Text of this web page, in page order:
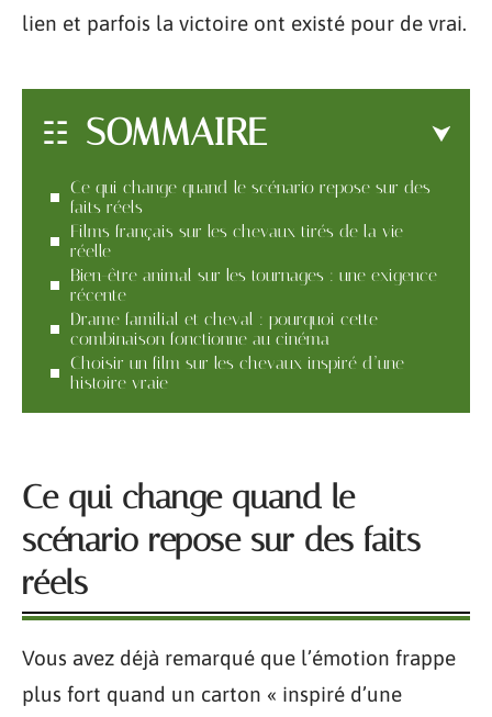
lien et parfois la victoire ont existé pour de vrai.
SOMMAIRE
Ce qui change quand le scénario repose sur des
faits réels
Films français sur les chevaux tirés de la vie
réelle
Bien-être animal sur les tournages : une exigence
récente
Drame familial et cheval : pourquoi cette
combinaison fonctionne au cinéma
Choisir un film sur les chevaux inspiré d’une
histoire vraie
Ce qui change quand le
scénario repose sur des faits
réels
Vous avez déjà remarqué que l’émotion frappe
plus fort quand un carton « inspiré d’une